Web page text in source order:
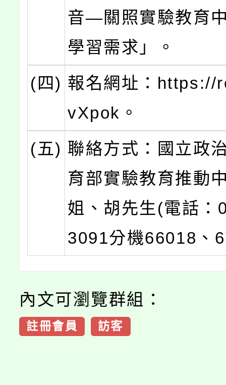
音—關照實驗教育
學習需求」。
(四) 報名網址：https://
vXpok。
(五) 聯絡方式：國立政
育部實驗教育推動
姐、胡先生(電話：
3091分機66018、
內文可瀏覽群組：
註冊會員 訪客